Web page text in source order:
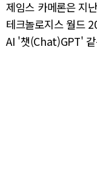
제임스 카메론은 지
테크놀로지스 월드
AI '챗(Chat)GPT' 같